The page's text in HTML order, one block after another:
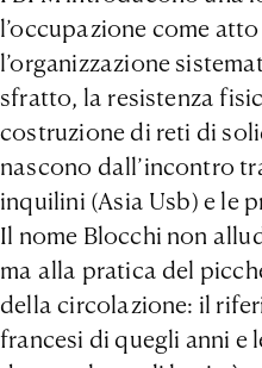
l’occupazione come
l’organizzazione
sfratto, la resistenza
costruzione di reti di
nascono dall’incontro
inquilini (Asia Usb) e le
Il nome Blocchi non
ma alla pratica del
della circolazione: il
francesi di quegli anni e